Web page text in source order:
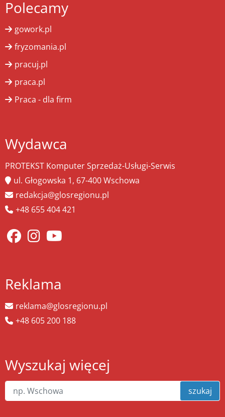
Polecamy
gowork.pl
fryzomania.pl
pracuj.pl
praca.pl
Praca - dla firm
Wydawca
PROTEKST Komputer Sprzedaż-Usługi-Serwis
ul. Głogowska 1, 67-400 Wschowa
redakcja@glosregionu.pl
+48 655 404 421
Reklama
reklama@glosregionu.pl
+48 605 200 188
Wyszukaj więcej
szukaj